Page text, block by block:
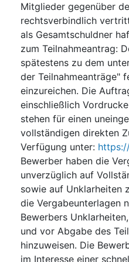
Mitglieder gegenüber
rechtsverbindlich
als Gesamtschuldner
zum Teilnahmeantrag:
spätestens zu dem
der Teilnahmeanträge"
einzureichen. Die
einschließlich
stehen für einen
vollständigen direkten
Verfügung unter:
Bewerber haben die
unverzüglich auf
sowie auf Unklarheiten
die Vergabeunterlagen
Bewerbers
und vor Abgabe des
hinzuweisen. Die
im Interesse einer